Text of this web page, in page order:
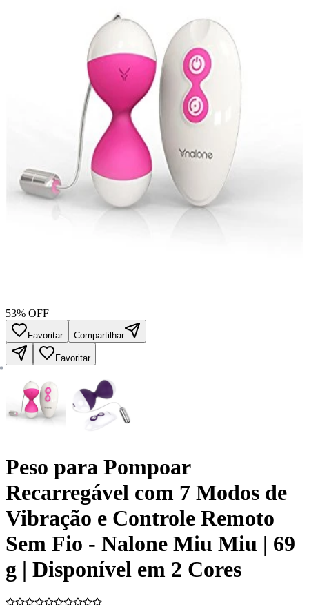
53% OFF
Favoritar Compartilhar
Favoritar
Peso para Pompoar
Recarregável com 7 Modos de
Vibração e Controle Remoto
Sem Fio - Nalone Miu Miu | 69
g | Disponível em 2 Cores